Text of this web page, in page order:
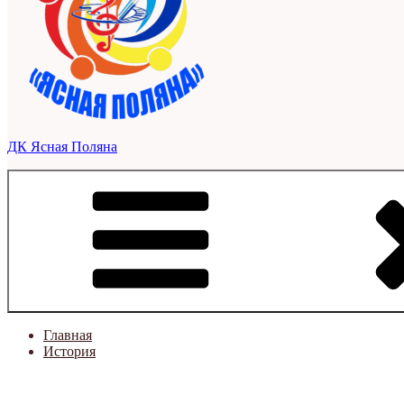
ДК Ясная Поляна
Главная
История